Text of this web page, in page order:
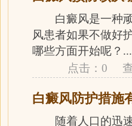
白癜风是一种顽
风患者如果不做好
哪些方面开始呢？...
点击：0
白癜风防护措施
随着人口的迅速